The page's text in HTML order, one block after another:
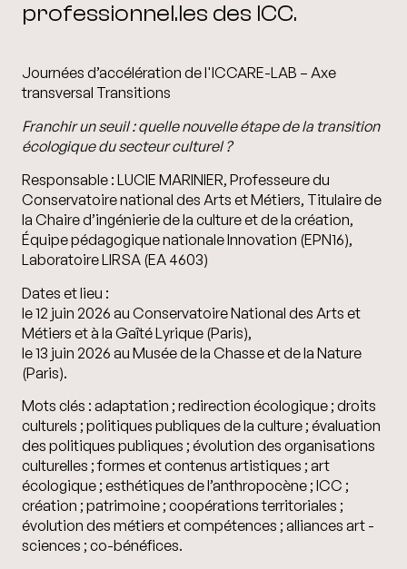
professionnel.les des ICC.
Journées d’accélération de l'ICCARE-LAB – Axe
transversal Transitions
Franchir un seuil : quelle nouvelle étape de la transition
écologique du secteur culturel ?
Responsable : LUCIE MARINIER, Professeure du
Conservatoire national des Arts et Métiers, Titulaire de
la Chaire d’ingénierie de la culture et de la création,
Équipe pédagogique nationale Innovation (EPN16),
Laboratoire LIRSA (EA 4603)
Dates et lieu :
le 12 juin 2026 au Conservatoire National des Arts et
Métiers et à la Gaîté Lyrique (Paris),
le 13 juin 2026 au Musée de la Chasse et de la Nature
(Paris).
Mots clés : adaptation ; redirection écologique ; droits
culturels ; politiques publiques de la culture ; évaluation
des politiques publiques ; évolution des organisations
culturelles ; formes et contenus artistiques ; art
écologique ; esthétiques de l’anthropocène ; ICC ;
création ; patrimoine ; coopérations territoriales ;
évolution des métiers et compétences ; alliances art -
sciences ; co-bénéfices.